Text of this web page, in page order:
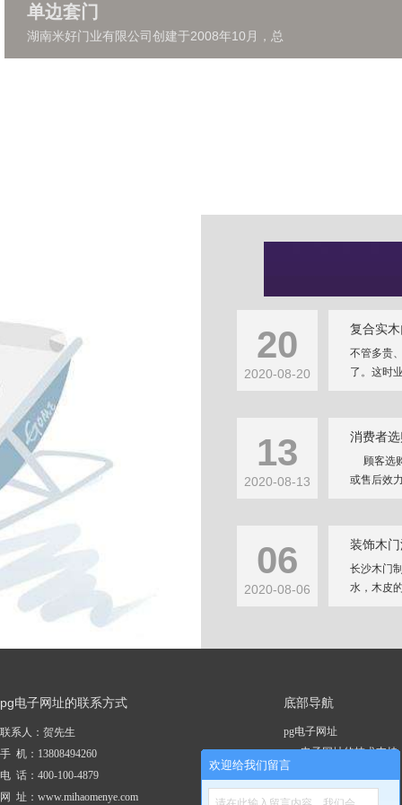
单边套门
湖南米好门业有限公司创建于2008年10月，总
20
2020-08-20
复合实
不管多贵
了。这时
13
2020-08-13
消费者
顾客选
或售后效
06
2020-08-06
装饰木
长沙木门
水，木皮
pg电子网址的联系方式
联系人：贺先生
手 机：13808494260
电 话：400-100-4879
网 址：www.mihaomenye.com
底部导航
pg电子网址
pg电子网址的技术支持
关于pg电子网址
欢迎给我们留言